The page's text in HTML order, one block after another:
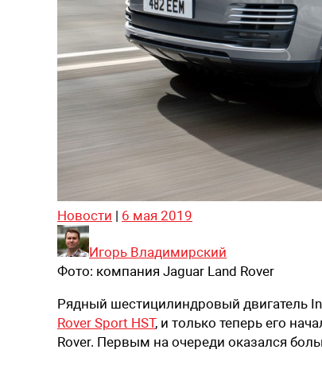
Новости | 6 мая 2019
Игорь Владимирский
Фото: компания Jaguar Land Rover
Рядный шестицилиндровый двигатель
Rover Sport HST, и только теперь его
Rover. Первым на очереди оказался